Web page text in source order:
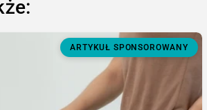
ARTYKUŁ SPONSOROWANY